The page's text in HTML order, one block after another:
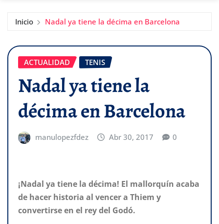
Inicio Nadal ya tiene la décima en Barcelona
ACTUALIDAD TENIS
Nadal ya tiene la
décima en Barcelona
manulopezfdez Abr 30, 2017 0
¡Nadal ya tiene la décima! El mallorquín acaba
de hacer historia al vencer a Thiem y
convertirse en el rey del Godó.